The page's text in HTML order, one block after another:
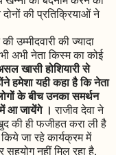
की प्रतिक्रियाओं ने
उम्मीदवारी की ज्यादा
अभी नेता किस्म का कोई
खासी होशियारी से
हमेशा यही कहा है कि नेता
के बीच उनका समर्थन
आ जायेंगे । राजीव देवा ने
की ही फजीहत करा ली है
जा रहे कार्यक्रम में
नहीं मिल रहा है,